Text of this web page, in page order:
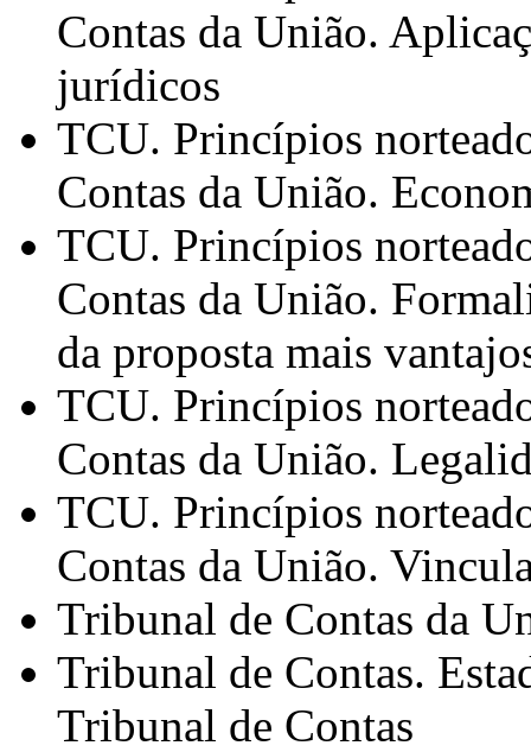
Contas da União.
jurídicos
TCU. Princípios
Contas da União.
TCU. Princípios
Contas da União.
da proposta mais
TCU. Princípios
Contas da União.
TCU. Princípios
Contas da União.
Tribunal de Contas da
Tribunal de Contas.
Tribunal de Contas